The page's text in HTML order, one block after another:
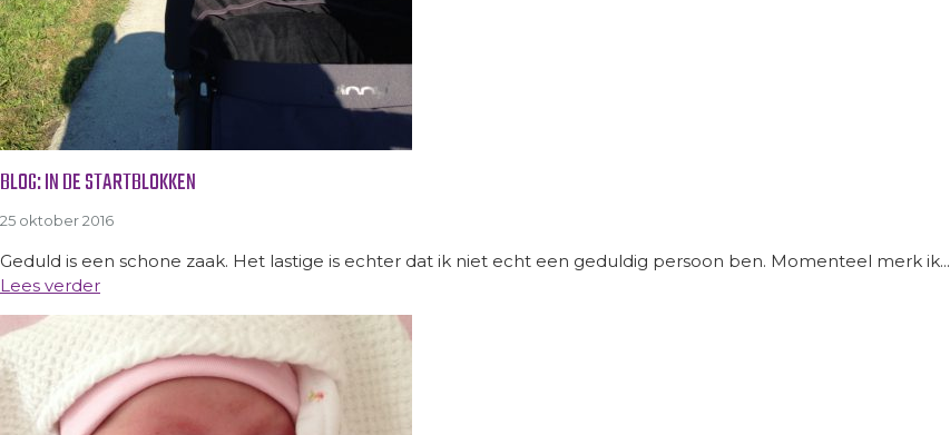
BLOG: IN DE STARTBLOKKEN
25 oktober 2016
Geduld is een schone zaak. Het lastige is echter dat ik niet echt een geduldig persoon ben. Momenteel merk ik...
Lees verder